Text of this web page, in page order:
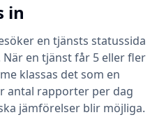
in
en tjänsts statussida
en tjänst får 5 eller fler
klassas det som en
antal rapporter per dag
jämförelser blir möjliga.